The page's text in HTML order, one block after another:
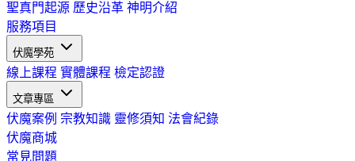
聖真門起源 歷史沿革 神明介紹
服務項目
伏魔學苑
線上課程 實體課程 檢定認證
文章專區
伏魔案例 宗教知識 靈修須知 法會紀錄
伏魔商城
常見問題